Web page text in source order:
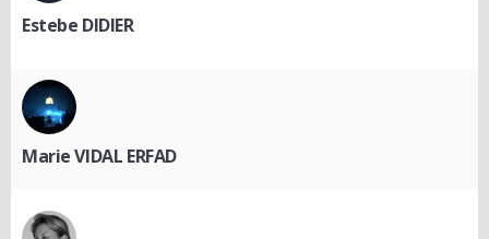
Estebe DIDIER
Marie VIDAL ERFAD